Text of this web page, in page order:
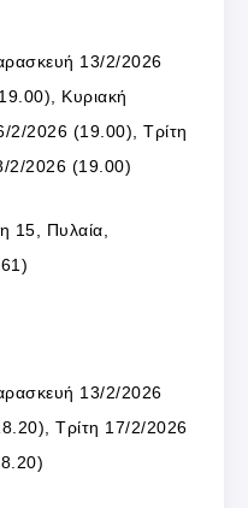
13/2/2026
Κυριακή
2/2026 (19.00), Τρίτη
2/2026 (19.00)
15, Πυλαία,
13/2/2026
Τρίτη 17/2/2026